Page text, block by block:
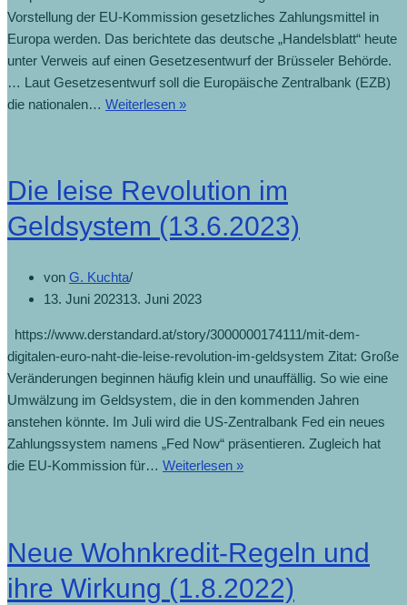
Vorstellung der EU-Kommission gesetzliches Zahlungsmittel in
Europa werden. Das berichtete das deutsche „Handelsblatt“ heute
unter Verweis auf einen Gesetzesentwurf der Brüsseler Behörde.
… Laut Gesetzesentwurf soll die Europäische Zentralbank (EZB)
die nationalen… Weiterlesen »
Die leise Revolution im
Geldsystem (13.6.2023)
von G. Kuchta
13. Juni 202313. Juni 2023
https://www.derstandard.at/story/3000000174111/mit-dem-
digitalen-euro-naht-die-leise-revolution-im-geldsystem Zitat: Große
Veränderungen beginnen häufig klein und unauffällig. So wie eine
Umwälzung im Geldsystem, die in den kommenden Jahren
anstehen könnte. Im Juli wird die US-Zentralbank Fed ein neues
Zahlungssystem namens „Fed Now“ präsentieren. Zugleich hat
die EU-Kommission für… Weiterlesen »
Neue Wohnkredit-Regeln und
ihre Wirkung (1.8.2022)